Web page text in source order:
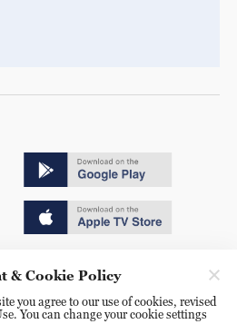
号
& Cookie Policy
you agree to our use of cookies, revised
You can change your cookie settings